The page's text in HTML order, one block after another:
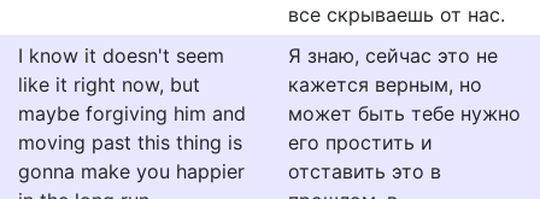
все скрываешь от нас.
I know it doesn't seem
like it right now, but
maybe forgiving him and
moving past this thing is
gonna make you happier
Я знаю, сейчас это не
кажется верным, но
может быть тебе нужно
его простить и
отставить это в